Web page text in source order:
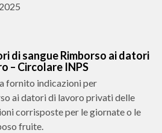
di sangue Rimborso ai datori
– Circolare INPS
fornito indicazioni per
ai datori di lavoro privati delle
corrisposte per le giornate o le
fruite.